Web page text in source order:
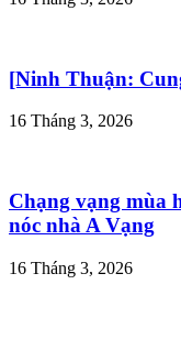
[Ninh Thuận:
16 Tháng 3, 2026
Chạng vạng mùa
nóc nhà A Vạng
16 Tháng 3, 2026